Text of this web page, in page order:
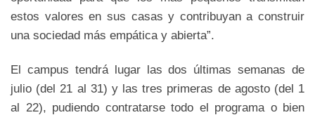
estos valores en sus casas y contribuyan a construir
una sociedad más empática y abierta”.
El campus tendrá lugar las dos últimas semanas de
julio (del 21 al 31) y las tres primeras de agosto (del 1
al 22), pudiendo contratarse todo el programa o bien